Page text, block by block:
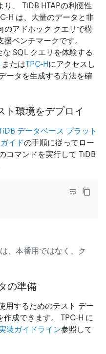
、 TiDB HTAPの利便性
H は、大量のデータと非
のアドホック クエリで構
ベンチマークです。
SQL クエリを体験する
またはTPC-Hにアクセスし
ータを生成する方法を確
ト環境をデプロイ
データベース プラット
イドの手順に従ってロー
コマンドを実行して TiDB
、本番用ではなく、ク
の準備
用するためのテスト デー
作成できます。 TPC-H に
装ガイドライン参照して